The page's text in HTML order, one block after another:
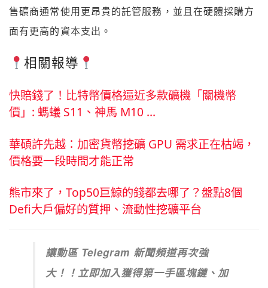
售礦商通常使用更昂貴的託管服務，並且在硬體採購方
面有更高的資本支出。
相關報導
快賠錢了！比特幣價格逼近多款礦機「關機幣
價」: 螞蟻 S11、神馬 M10 …
華碩許先越：加密貨幣挖礦 GPU 需求正在枯竭，
價格要一段時間才能正常
熊市來了，Top50巨鯨的錢都去哪了？盤點8個
Defi大戶偏好的質押、流動性挖礦平台
讓動區 Telegram 新聞頻道再次強
大！！立即加入獲得第一手區塊鏈、加